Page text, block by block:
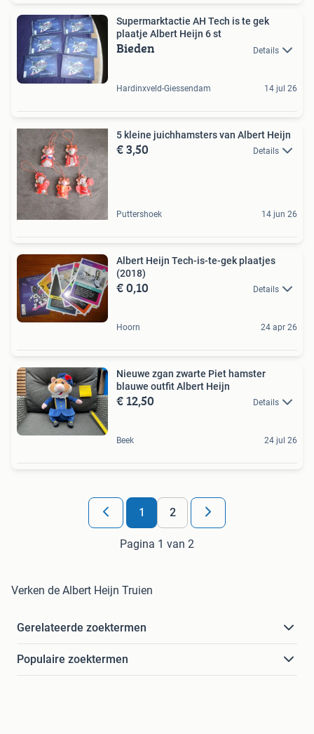
Supermarktactie AH Tech is te gek
plaatje Albert Heijn 6 st
Bieden Details
Hardinxveld-Giessendam 14 jul 26
5 kleine juichhamsters van Albert Heijn
€ 3,50 Details
Puttershoek 14 jun 26
Albert Heijn Tech-is-te-gek plaatjes
(2018)
€ 0,10 Details
Hoorn 24 apr 26
Nieuwe zgan zwarte Piet hamster
blauwe outfit Albert Heijn
€ 12,50 Details
Beek 24 jul 26
1 2
Pagina 1 van 2
Verken de Albert Heijn Truien
Gerelateerde zoektermen
Populaire zoektermen